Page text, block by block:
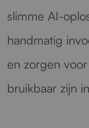
slimme AI-
handmatig
en zorgen
bruikbaar zijn